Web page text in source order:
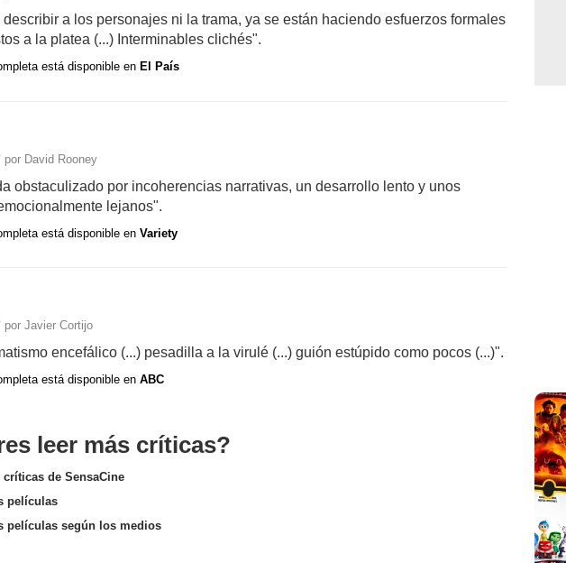
a los personajes ni la trama, ya se están haciendo esfuerzos formales
a la platea (...) Interminables clichés".
está disponible en El País
por David Rooney
obstaculizado por incoherencias narrativas, un desarrollo lento y unos
lejanos".
está disponible en Variety
por Javier Cortijo
encefálico (...) pesadilla a la virulé (...) guión estúpido como pocos (...)".
está disponible en ABC
leer más críticas?
críticas de SensaCine
películas
películas según los medios